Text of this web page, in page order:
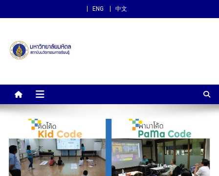
ENG 中文
สถาบันนวัตกรรมการเรียนรู้